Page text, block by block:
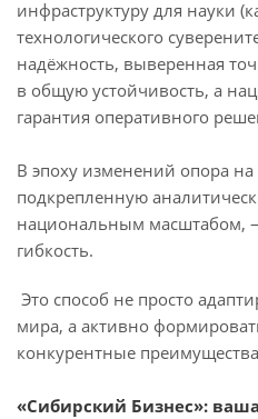
инфраструктуру для науки
технологического
надёжность, выверенная
в общую устойчивость, а
гарантия оперативного
В эпоху изменений опора на
подкрепленную
национальным масштабом, —
гибкость.
Это способ не просто
мира, а активно
конкурентные
«Сибирский Бизнес»: